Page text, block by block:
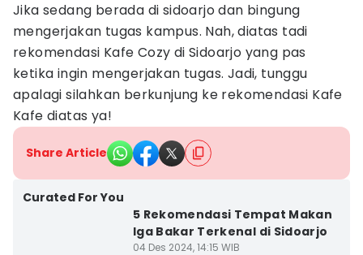
Jika sedang berada di sidoarjo dan bingung
mengerjakan tugas kampus. Nah, diatas tadi
rekomendasi Kafe Cozy di Sidoarjo yang pas
ketika ingin mengerjakan tugas. Jadi, tunggu
apalagi silahkan berkunjung ke rekomendasi Kafe
Kafe diatas ya!
Share Article
Curated For You
5 Rekomendasi Tempat Makan
Iga Bakar Terkenal di Sidoarjo
04 Des 2024, 14:15 WIB